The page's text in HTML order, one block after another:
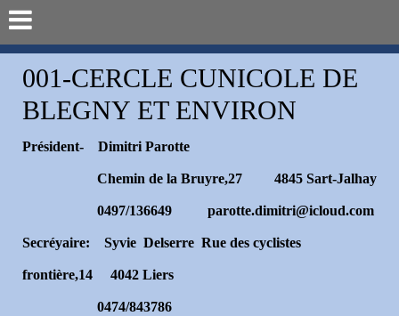
001-CERCLE CUNICOLE DE
BLEGNY ET ENVIRON
Président- Dimitri Parotte
Chemin de la Bruyre,27 4845 Sart-Jalhay
0497/136649 parotte.dimitri@icloud.com
Secréyaire: Syvie Delserre Rue des cyclistes
frontière,14 4042 Liers
0474/843786